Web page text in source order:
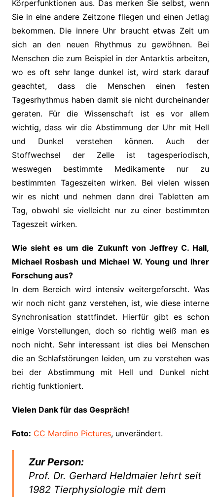
Körperfunktionen aus. Das merken Sie selbst, wenn
Sie in eine andere Zeitzone fliegen und einen Jetlag
bekommen. Die innere Uhr braucht etwas Zeit um
sich an den neuen Rhythmus zu gewöhnen. Bei
Menschen die zum Beispiel in der Antarktis arbeiten,
wo es oft sehr lange dunkel ist, wird stark darauf
geachtet, dass die Menschen einen festen
Tagesrhythmus haben damit sie nicht durcheinander
geraten. Für die Wissenschaft ist es vor allem
wichtig, dass wir die Abstimmung der Uhr mit Hell
und Dunkel verstehen können. Auch der
Stoffwechsel der Zelle ist tagesperiodisch,
weswegen bestimmte Medikamente nur zu
bestimmten Tageszeiten wirken. Bei vielen wissen
wir es nicht und nehmen dann drei Tabletten am
Tag, obwohl sie vielleicht nur zu einer bestimmten
Tageszeit wirken.
Wie sieht es um die Zukunft von Jeffrey C. Hall,
Michael Rosbash und Michael W. Young und Ihrer
Forschung aus?
In dem Bereich wird intensiv weitergeforscht. Was
wir noch nicht ganz verstehen, ist, wie diese interne
Synchronisation stattfindet. Hierfür gibt es schon
einige Vorstellungen, doch so richtig weiß man es
noch nicht. Sehr interessant ist dies bei Menschen
die an Schlafstörungen leiden, um zu verstehen was
bei der Abstimmung mit Hell und Dunkel nicht
richtig funktioniert.
Vielen Dank für das Gespräch!
Foto: CC Mardino Pictures, unverändert.
Zur Person:
Prof. Dr. Gerhard Heldmaier lehrt seit
1982 Tierphysiologie mit dem